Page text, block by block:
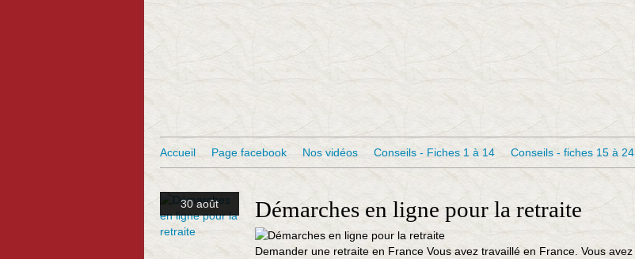
Accueil Page facebook Nos vidéos Conseils - Fiches 1 à 14 Conseils - fiches 15 à 24
30 août Démarches en ligne pour la retraite
Demander une retraite en France Vous avez travaillé en France. Vous avez